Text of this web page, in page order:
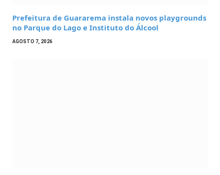
Prefeitura de Guararema instala novos playgrounds
no Parque do Lago e Instituto do Álcool
AGOSTO 7, 2026